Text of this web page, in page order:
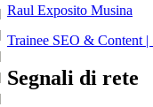
Raul Exposito Musina
Trainee SEO & Content |
Segnali di rete